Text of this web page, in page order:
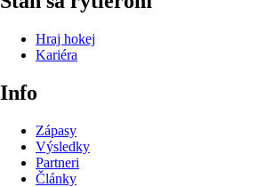
Hraj hokej
Kariéra
Info
Zápasy
Výsledky
Partneri
Články